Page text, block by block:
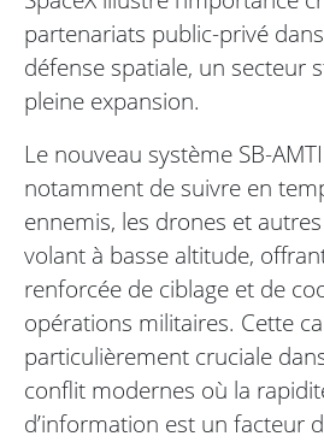
partenariats public-privé
défense spatiale, un secteur
pleine expansion.
Le nouveau système SB-
notamment de suivre en
ennemis, les drones et
volant à basse altitude,
renforcée de ciblage et de
opérations militaires. Cette
particulièrement cruciale
conflit modernes où la
d’information est un facteur